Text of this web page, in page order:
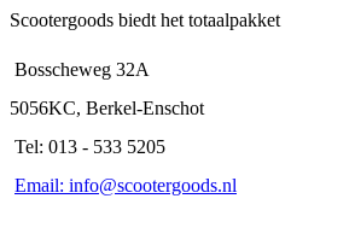
Scootergoods biedt het totaalpakket
Bosscheweg 32A
5056KC, Berkel-Enschot
Tel: 013 - 533 5205
Email: info@scootergoods.nl